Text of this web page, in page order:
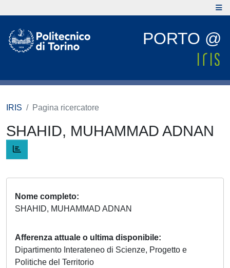
PORTO @
IRIS Pagina ricercatore
SHAHID, MUHAMMAD ADNAN
Nome completo
SHAHID, MUHAMMAD ADNAN
Afferenza attuale o ultima disponibile
Dipartimento Interateneo di Scienze, Progetto e
Politiche del Territorio